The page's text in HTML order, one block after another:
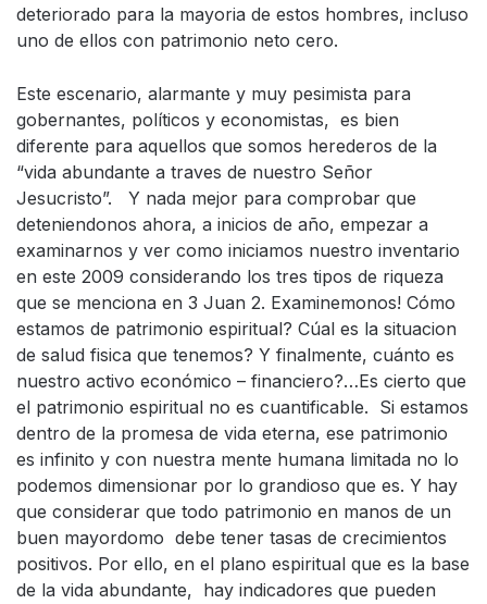
deteriorado para la mayoria de estos hombres, incluso
uno de ellos con patrimonio neto cero.
Este escenario, alarmante y muy pesimista para
gobernantes, políticos y economistas, es bien
diferente para aquellos que somos herederos de la
“vida abundante a traves de nuestro Señor
Jesucristo”. Y nada mejor para comprobar que
deteniendonos ahora, a inicios de año, empezar a
examinarnos y ver como iniciamos nuestro inventario
en este 2009 considerando los tres tipos de riqueza
que se menciona en 3 Juan 2. Examinemonos! Cómo
estamos de patrimonio espiritual? Cúal es la situacion
de salud fisica que tenemos? Y finalmente, cuánto es
nuestro activo económico – financiero?…Es cierto que
el patrimonio espiritual no es cuantificable. Si estamos
dentro de la promesa de vida eterna, ese patrimonio
es infinito y con nuestra mente humana limitada no lo
podemos dimensionar por lo grandioso que es. Y hay
que considerar que todo patrimonio en manos de un
buen mayordomo debe tener tasas de crecimientos
positivos. Por ello, en el plano espiritual que es la base
de la vida abundante, hay indicadores que pueden